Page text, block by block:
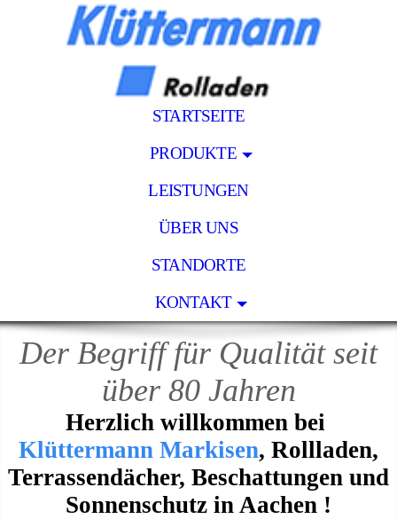
STARTSEITE
PRODUKTE
LEISTUNGEN
ÜBER UNS
STANDORTE
KONTAKT
Der Begriff für Qualität seit
über 80 Jahren
Herzlich willkommen bei
Klüttermann Markisen, Rollladen,
Terrassendächer, Beschattungen und
Sonnenschutz in Aachen !